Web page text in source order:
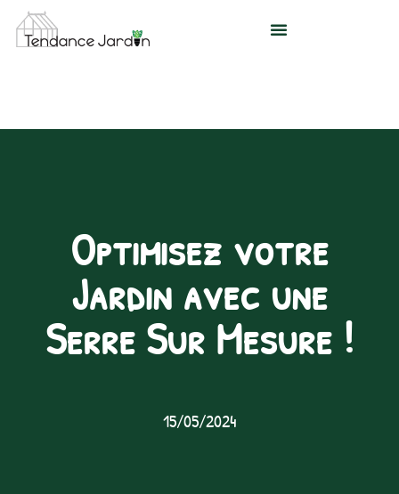
contenu
Optimisez votre
Jardin avec une
Serre Sur Mesure !
15/05/2024